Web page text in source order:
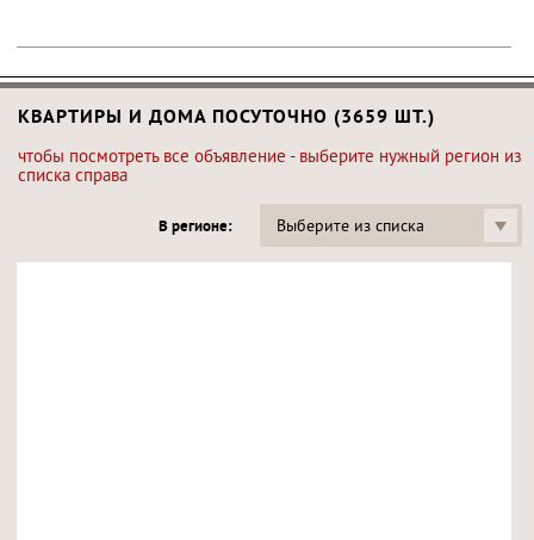
КВАРТИРЫ И ДОМА ПОСУТОЧНО (3659 ШТ.)
чтобы посмотреть все объявление - выберите нужный регион из
списка справа
В регионе: Выберите из списка